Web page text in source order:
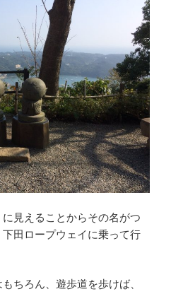
見えることからその名がつ
田ロープウェイに乗って行
ちろん、遊歩道を歩けば、